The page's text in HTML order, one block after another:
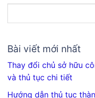
Bài viết mới nhất
Thay đổi chủ sở hữu
và thủ tục chi tiết
Hướng dẫn thủ tục